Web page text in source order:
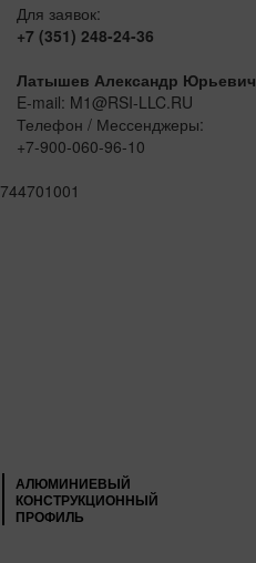
Для заявок:
+7 (351) 248-24-36
Латышев Александр Юрьевич
E-mail: M1@RSI-LLC.RU
Телефон / Мессенджеры:
+7-900-060-96-10
744701001
АЛЮМИНИЕВЫЙ
КОНСТРУКЦИОННЫЙ
ПРОФИЛЬ